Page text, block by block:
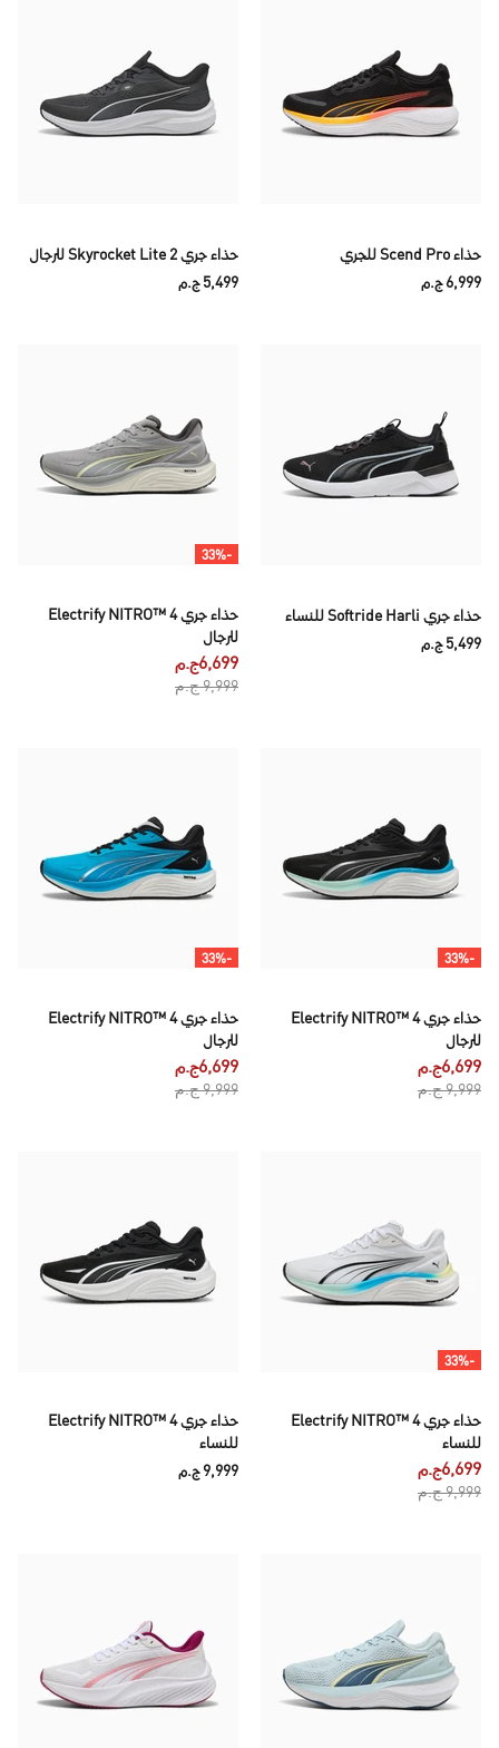
حذاء Scend Pro للجري
6,999 ج.م
حذاء جري Skyrocket Lite 2 للرجال
5,499 ج.م
حذاء جري Softride Harli للنساء
5,499 ج.م
-33%
حذاء جري Electrify NITRO™ 4
للرجال
9,999 ج.م
6,699ج.م
-33%
حذاء جري Electrify NITRO™ 4
للرجال
9,999 ج.م
6,699ج.م
-33%
حذاء جري Electrify NITRO™ 4
للرجال
9,999 ج.م
6,699ج.م
-33%
حذاء جري Electrify NITRO™ 4
للنساء
9,999 ج.م
6,699ج.م
حذاء جري Electrify NITRO™ 4
للنساء
9,999 ج.م